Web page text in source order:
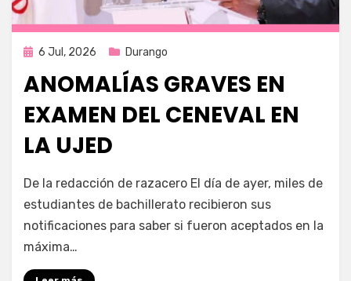
Publicada
6 Jul, 2026 Durango
ANOMALÍAS GRAVES EN
EXAMEN DEL CENEVAL EN
LA UJED
por Fernando Miranda Servín
De la redacción de razacero El día de ayer, miles de
estudiantes de bachillerato recibieron sus
notificaciones para saber si fueron aceptados en la
máxima…